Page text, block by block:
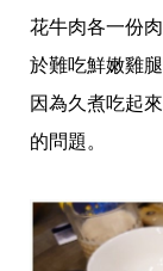
花牛肉各一份
於難吃鮮嫩雞
因為久煮吃起
的問題。